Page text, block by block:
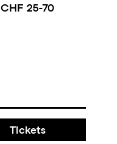
CHF 25-70
Tickets